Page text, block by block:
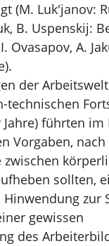
(M. Luk'janov:
B. Uspenskij:
Ovasapov, A.
der
technischen
Jahre) führten
Vorgaben,
zwischen
sollten,
zur
gewissen
des